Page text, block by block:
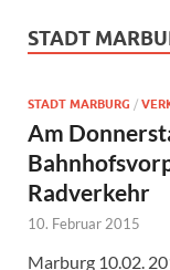
STADT
STADT MARBURG /
Am
Radverkehr
10. Februar 2015
Marburg 10.02.